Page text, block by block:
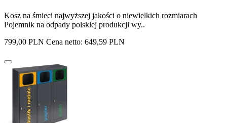
Kosz na śmieci najwyższej jakości o niewielkich rozmiarach
Pojemnik na odpady polskiej produkcji wy..
799,00 PLN Cena netto: 649,59 PLN